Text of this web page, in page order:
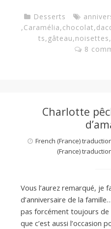
Desserts
,Caramélia,chocolat,
ts, gâteau,noisettes,
8
Charlotte
French (France)
(France)
Vous l’aurez remarqué, je
d’anniversaire de la
pas forcément toujours
que c’est aussi l’occasion